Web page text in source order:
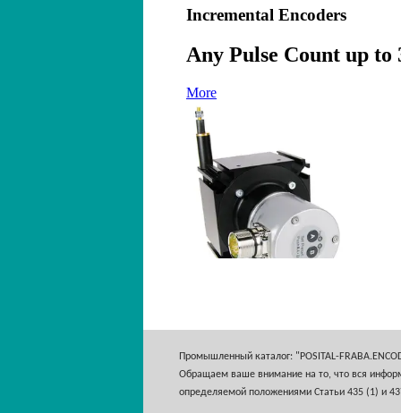
Промышленный каталог: "POSITAL-
Обращаем ваше внимание на то, что вся
определяемой положениями Статьи 435 (1) и